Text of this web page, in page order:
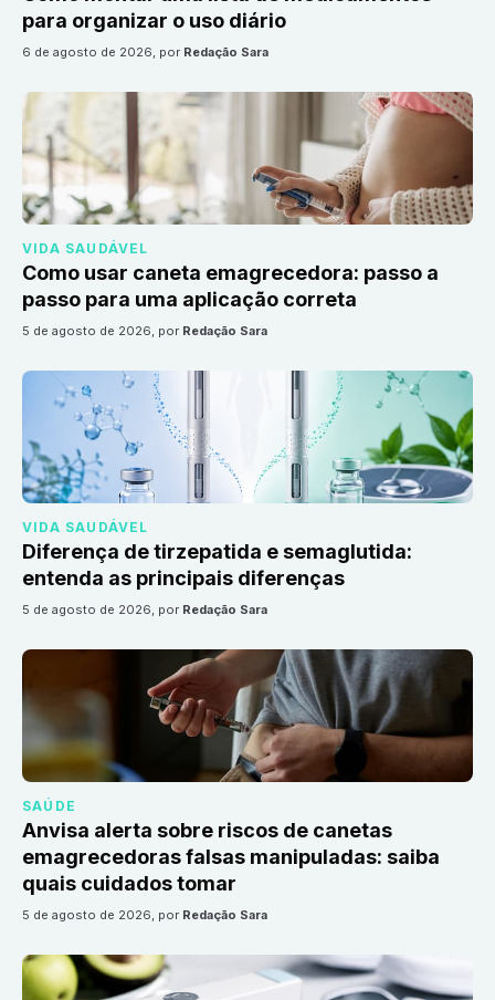
para organizar o uso diário
6 de agosto de 2026, por Redação Sara
VIDA SAUDÁVEL
Como usar caneta emagrecedora: passo a
passo para uma aplicação correta
5 de agosto de 2026, por Redação Sara
VIDA SAUDÁVEL
Diferença de tirzepatida e semaglutida:
entenda as principais diferenças
5 de agosto de 2026, por Redação Sara
SAÚDE
Anvisa alerta sobre riscos de canetas
emagrecedoras falsas manipuladas: saiba
quais cuidados tomar
5 de agosto de 2026, por Redação Sara